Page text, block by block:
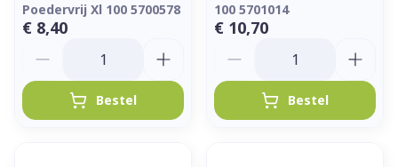
Poedervrij Xl 100 5700578
€ 8,40
Bestel
100 5701014
€ 10,70
Bestel